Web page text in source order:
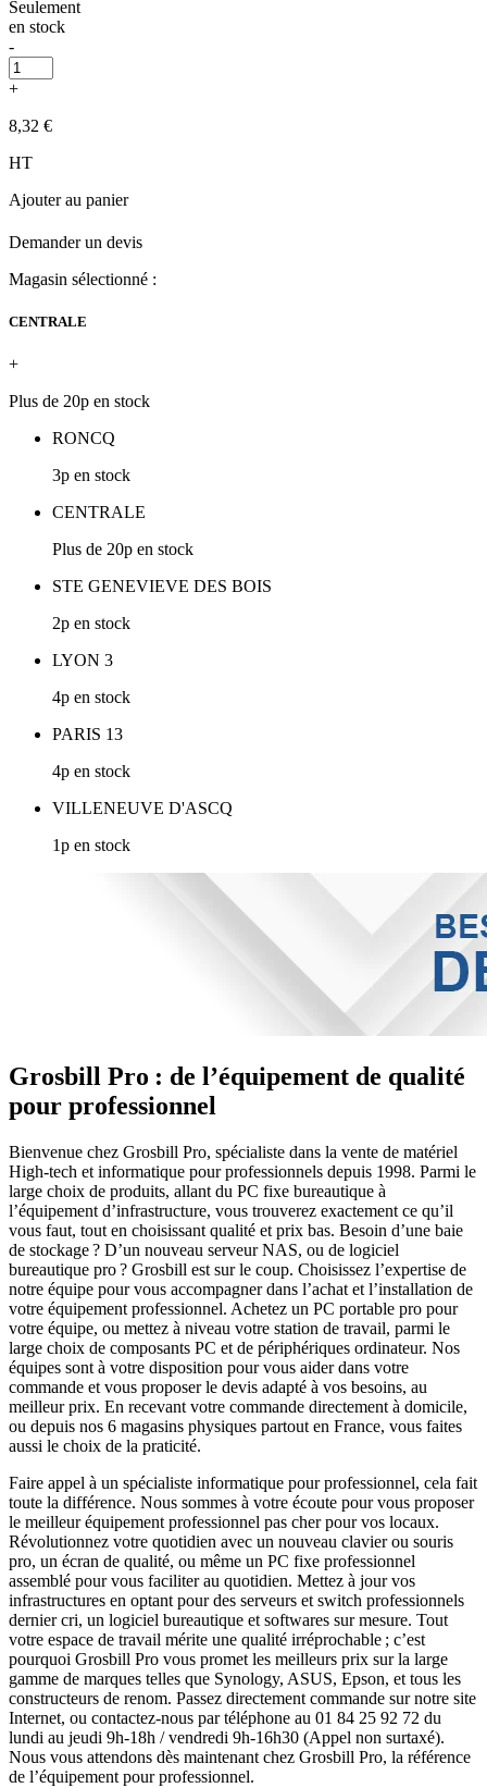
Seulement
en stock
-
+
8,32 €
HT
Ajouter au panier
Demander un devis
Magasin sélectionné :
CENTRALE
+
Plus de 20p en stock
RONCQ
3p en stock
CENTRALE
Plus de 20p en stock
STE GENEVIEVE DES BOIS
2p en stock
LYON 3
4p en stock
PARIS 13
4p en stock
VILLENEUVE D'ASCQ
1p en stock
Grosbill Pro : de l’équipement de qualité
pour professionnel
Bienvenue chez Grosbill Pro, spécialiste dans la vente de matériel
High-tech et informatique pour professionnels depuis 1998. Parmi le
large choix de produits, allant du PC fixe bureautique à
l’équipement d’infrastructure, vous trouverez exactement ce qu’il
vous faut, tout en choisissant qualité et prix bas. Besoin d’une baie
de stockage ? D’un nouveau serveur NAS, ou de logiciel
bureautique pro ? Grosbill est sur le coup. Choisissez l’expertise de
notre équipe pour vous accompagner dans l’achat et l’installation de
votre équipement professionnel. Achetez un PC portable pro pour
votre équipe, ou mettez à niveau votre station de travail, parmi le
large choix de composants PC et de périphériques ordinateur. Nos
équipes sont à votre disposition pour vous aider dans votre
commande et vous proposer le devis adapté à vos besoins, au
meilleur prix. En recevant votre commande directement à domicile,
ou depuis nos 6 magasins physiques partout en France, vous faites
aussi le choix de la praticité.
Faire appel à un spécialiste informatique pour professionnel, cela fait
toute la différence. Nous sommes à votre écoute pour vous proposer
le meilleur équipement professionnel pas cher pour vos locaux.
Révolutionnez votre quotidien avec un nouveau clavier ou souris
pro, un écran de qualité, ou même un PC fixe professionnel
assemblé pour vous faciliter au quotidien. Mettez à jour vos
infrastructures en optant pour des serveurs et switch professionnels
dernier cri, un logiciel bureautique et softwares sur mesure. Tout
votre espace de travail mérite une qualité irréprochable ; c’est
pourquoi Grosbill Pro vous promet les meilleurs prix sur la large
gamme de marques telles que Synology, ASUS, Epson, et tous les
constructeurs de renom. Passez directement commande sur notre site
Internet, ou contactez-nous par téléphone au 01 84 25 92 72 du
lundi au jeudi 9h-18h / vendredi 9h-16h30 (Appel non surtaxé).
Nous vous attendons dès maintenant chez Grosbill Pro, la référence
de l’équipement pour professionnel.